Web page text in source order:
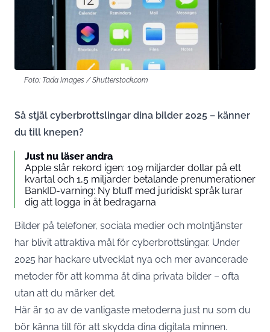
Foto: Tada Images / Shutterstock.com
Så stjäl cyberbrottslingar dina bilder 2025 – känner
du till knepen?
Just nu läser andra
Apple slår rekord igen: 109 miljarder dollar på ett
kvartal och 1,5 miljarder betalande prenumerationer
BankID-varning: Ny bluff med juridiskt språk lurar
dig att logga in åt bedragarna
Bilder på telefoner, sociala medier och molntjänster
har blivit attraktiva mål för cyberbrottslingar. Under
2025 har hackare utvecklat nya och mer avancerade
metoder för att komma åt dina privata bilder – ofta
utan att du märker det.
Här är 10 av de vanligaste metoderna just nu som du
bör känna till för att skydda dina digitala minnen.